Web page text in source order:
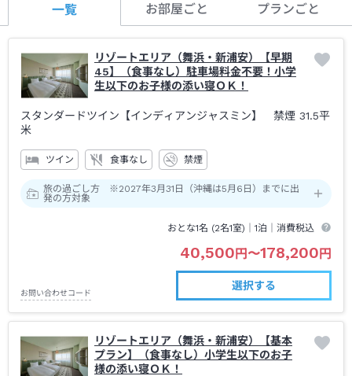
一覧 お部屋ごと プランごと
リゾートエリア（舞浜・新浦安）【早期
45】（食事なし）駐車場料金不要！小学
生以下のお子様の添い寝ＯＫ！
スタンダードツイン【インディアンジャスミン】 禁煙 31.5平
米
ツイン 食事なし 禁煙
旅の過ごし方 ※2027年3月31日（沖縄は5月6日）までに出
発の方対象
おとな1名 (2名1室)｜1泊 ｜消費税込
40,500円〜178,200円
お問い合わせコード
選択する
リゾートエリア（舞浜・新浦安）【基本
プラン】（食事なし）小学生以下のお子
様の添い寝ＯＫ！